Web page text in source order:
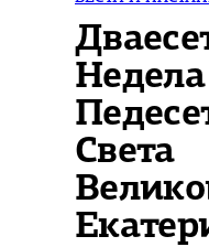
Света